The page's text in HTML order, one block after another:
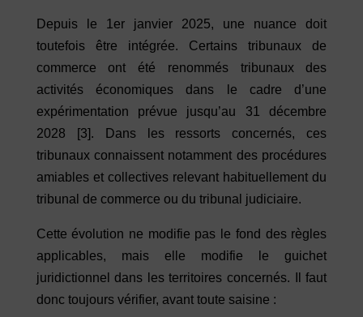
Depuis le 1er janvier 2025, une nuance doit
toutefois être intégrée. Certains tribunaux de
commerce ont été renommés tribunaux des
activités économiques dans le cadre d’une
expérimentation prévue jusqu’au 31 décembre
2028
[3]. Dans les ressorts concernés, ces
tribunaux connaissent notamment des procédures
amiables et collectives relevant habituellement du
tribunal de commerce ou du tribunal judiciaire.
Cette évolution ne modifie pas le fond des règles
applicables, mais elle modifie le guichet
juridictionnel dans les territoires concernés. Il faut
donc toujours vérifier, avant toute saisine :